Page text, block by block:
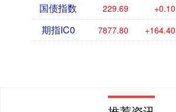
国债指数 229.69 +0.10
期指IC0 7877.80 +164.40